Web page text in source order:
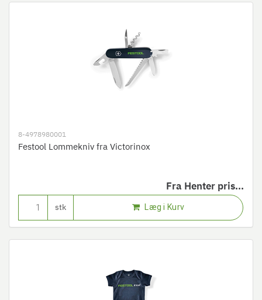
8-4978980001
Festool Lommekniv fra Victorinox
Fra Henter pris...
stk Læg i Kurv